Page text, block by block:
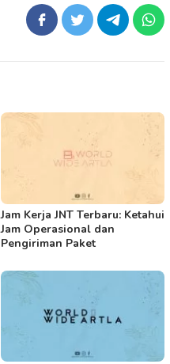
Jam Kerja JNT Terbaru: Ketahui
Jam Operasional dan
Pengiriman Paket